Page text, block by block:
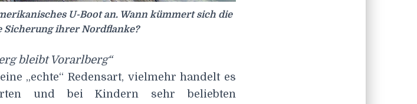
U-Boot an. Wann kümmert sich die
Sicherung ihrer Nordflanke?
bleibt Vorarlberg“
„echte“ Redensart, vielmehr handelt es
und bei Kindern sehr beliebten